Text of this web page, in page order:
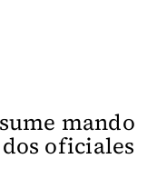
mando
oficiales